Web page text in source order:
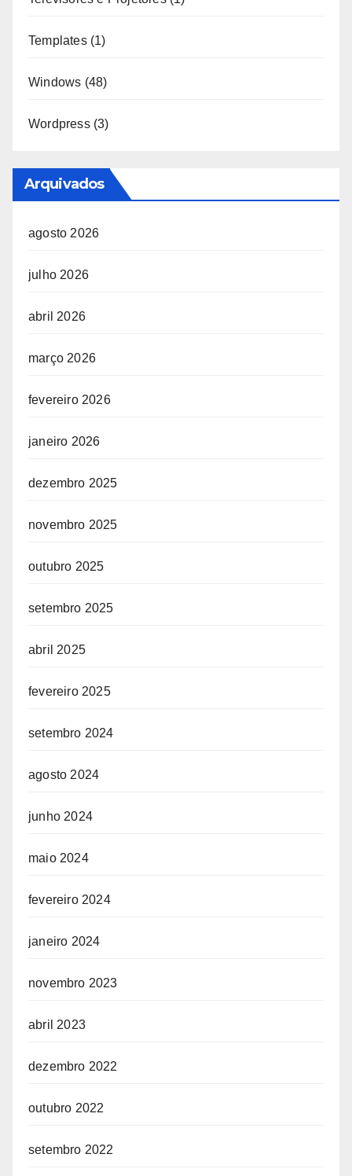
Templates(1)
Windows (48)
Wordpress(3)
Arquivados
agosto 2026
julho 2026
abril 2026
março 2026
fevereiro 2026
janeiro 2026
dezembro 2025
novembro 2025
outubro 2025
setembro 2025
abril 2025
fevereiro 2025
setembro 2024
agosto 2024
junho 2024
maio 2024
fevereiro 2024
janeiro 2024
novembro 2023
abril 2023
dezembro 2022
outubro 2022
setembro 2022